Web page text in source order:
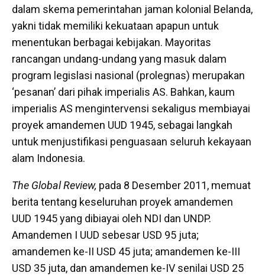
dalam skema pemerintahan jaman kolonial Belanda,
yakni tidak memiliki kekuataan apapun untuk
menentukan berbagai kebijakan. Mayoritas
rancangan undang-undang yang masuk dalam
program legislasi nasional (prolegnas) merupakan
‘pesanan’ dari pihak imperialis AS. Bahkan, kaum
imperialis AS mengintervensi sekaligus membiayai
proyek amandemen UUD 1945, sebagai langkah
untuk menjustifikasi penguasaan seluruh kekayaan
alam Indonesia.
The Global Review, pada 8 Desember 2011, memuat
berita tentang keseluruhan proyek amandemen
UUD 1945 yang dibiayai oleh NDI dan UNDP.
Amandemen I UUD sebesar USD 95 juta;
amandemen ke-II USD 45 juta; amandemen ke-III
USD 35 juta, dan amandemen ke-IV senilai USD 25